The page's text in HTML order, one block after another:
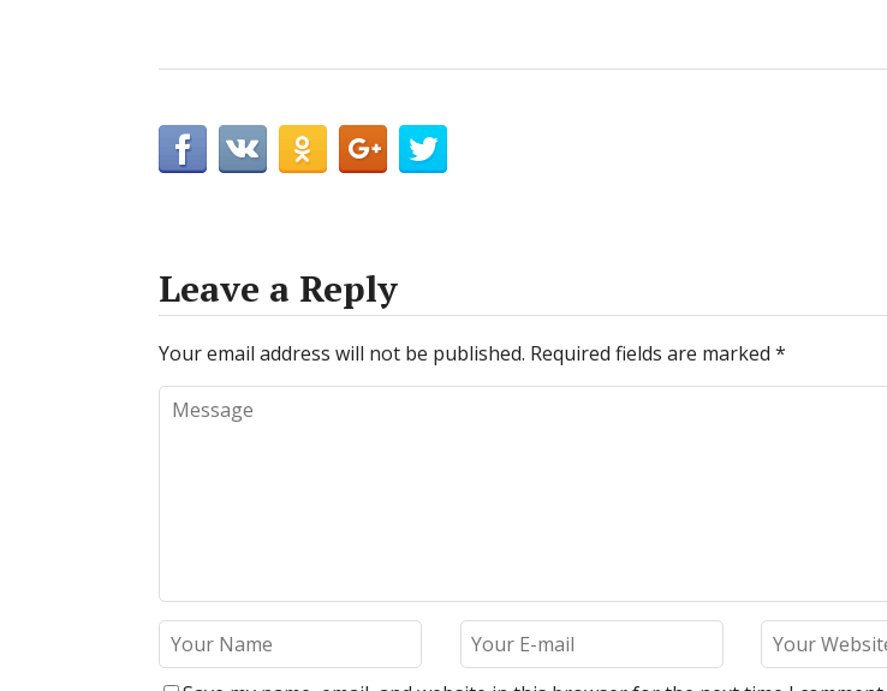
Leave a Reply
Your email address will not be published. Required fields are marked *